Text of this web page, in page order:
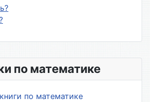
по математике
по математике